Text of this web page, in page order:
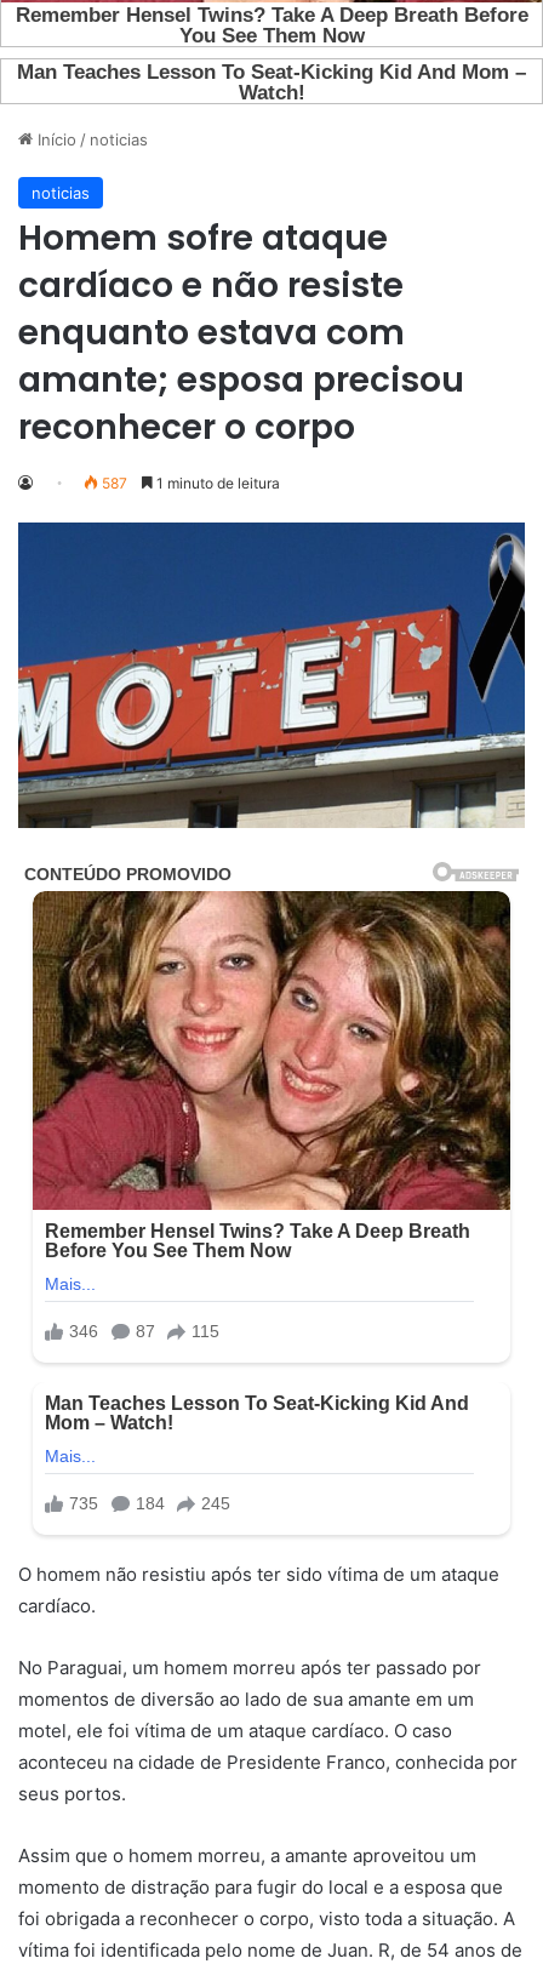
Início / noticias
noticias
Homem sofre ataque
cardíaco e não resiste
enquanto estava com
amante; esposa precisou
reconhecer o corpo
587 1 minuto de leitura
O homem não resistiu após ter sido vítima de um ataque
cardíaco.
No Paraguai, um homem morreu após ter passado por
momentos de diversão ao lado de sua amante em um
motel, ele foi vítima de um ataque cardíaco. O caso
aconteceu na cidade de Presidente Franco, conhecida por
seus portos.
Assim que o homem morreu, a amante aproveitou um
momento de distração para fugir do local e a esposa que
foi obrigada a reconhecer o corpo, visto toda a situação. A
vítima foi identificada pelo nome de Juan. R, de 54 anos de